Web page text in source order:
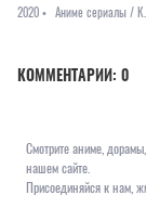
2020 •
Аниме
КОММЕНТАРИИ: 0
Смотрите аниме,
нашем сайте.
Присоединяйся к нам,